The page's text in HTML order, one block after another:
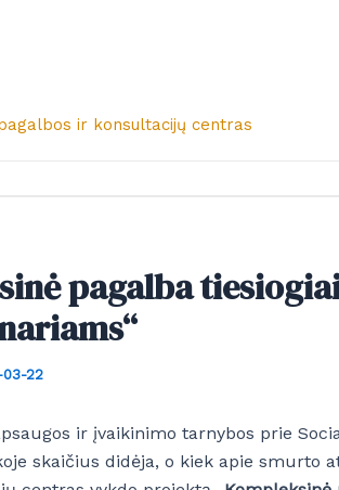
ir konsultacijų centras
pagalba
03-22
ir įvaikinimo tarnybos prie
skaičius didėja, o kiek apie smurto